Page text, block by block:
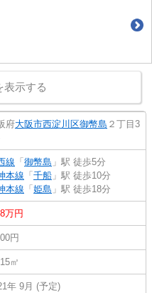
表示する
府大阪市西淀川区御幣島 ２丁目3
線 「 御幣島 」駅 徒歩5分
本線 「 千船 」駅 徒歩10分
本線 「 姫島 」駅 徒歩18分
万円
円
㎡
年 9月 (予定)